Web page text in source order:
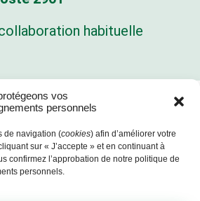
vos
personnels
de navigation (cookies) afin d’améliorer votre
sur « J’accepte » et en continuant à
confirmez l’approbation de notre politique de
personnels.
habituelle
au vendredi
CENTRE DE
TRANSFERT
(SHERBROOKE)